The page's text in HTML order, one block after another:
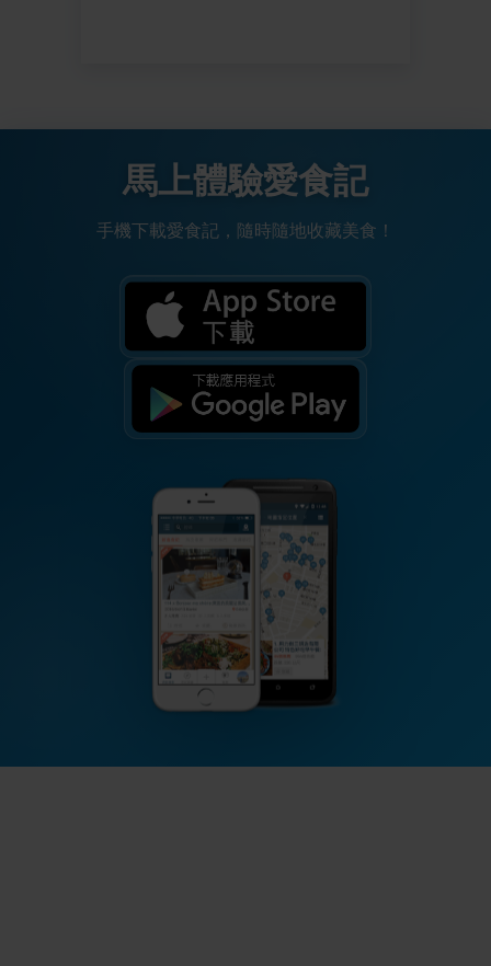
馬上體驗愛食記
手機下載愛食記，隨時隨地收藏美食！